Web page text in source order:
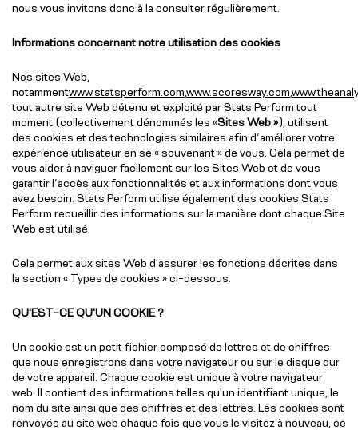
nous vous invitons donc à la consulter régulièrement.
Informations concernant notre utilisation des cookies
Nos sites Web,
notammentwww.statsperform.comwww.scoresway.com
tout autre site Web détenu et exploité par Stats Perform tout
moment (collectivement dénommés les «Sites Web »), utilisent
des cookies et des technologies similaires afin d’améliorer votre
expérience utilisateur en se « souvenant » de vous. Cela permet de
vous aider à naviguer facilement sur les Sites Web et de vous
garantir l’accès aux fonctionnalités et aux informations dont vous
avez besoin. Stats Perform utilise également des cookies Stats
Perform recueillir des informations sur la manière dont chaque Site
Web est utilisé.
Cela permet aux sites Web d'assurer les fonctions décrites dans
la section « Types de cookies » ci-dessous.
QU'EST-CE QU'UN COOKIE ?
Un cookie est un petit fichier composé de lettres et de chiffres
que nous enregistrons dans votre navigateur ou sur le disque dur
de votre appareil. Chaque cookie est unique à votre navigateur
web. Il contient des informations telles qu'un identifiant unique, le
nom du site ainsi que des chiffres et des lettres. Les cookies sont
renvoyés au site web chaque fois que vous le visitez à nouveau, ce